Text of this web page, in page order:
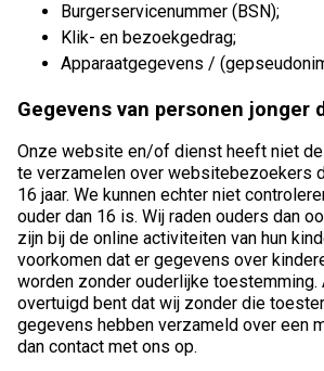
Burgerservicenummer (BSN);
Klik- en bezoekgedrag;
Apparaatgegevens /
Gegevens van personen jonger
Onze website en/of dienst heeft niet
te verzamelen over websitebezoekers
16 jaar. We kunnen echter niet
ouder dan 16 is. Wij raden ouders dan
zijn bij de online activiteiten van hun
voorkomen dat er gegevens over
worden zonder ouderlijke toestemming.
overtuigd bent dat wij zonder die
gegevens hebben verzameld over een
dan contact met ons op.